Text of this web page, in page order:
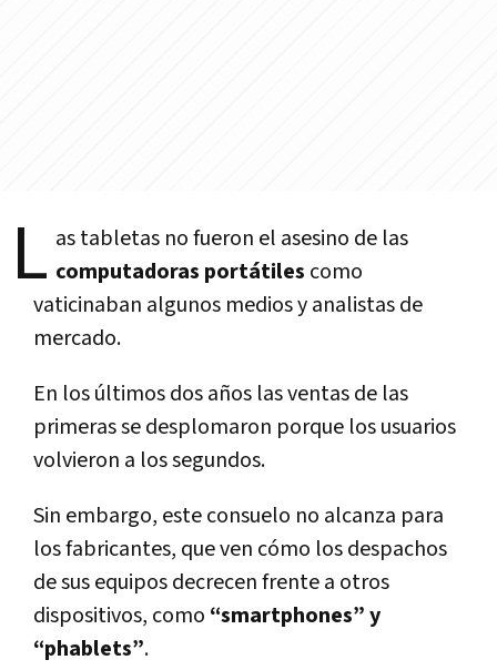
L as tabletas no fueron el asesino de las
computadoras portátiles como
vaticinaban algunos medios y analistas de
mercado.
En los últimos dos años las ventas de las
primeras se desplomaron porque los usuarios
volvieron a los segundos.
Sin embargo, este consuelo no alcanza para
los fabricantes, que ven cómo los despachos
de sus equipos decrecen frente a otros
dispositivos, como “smartphones” y
“phablets”.